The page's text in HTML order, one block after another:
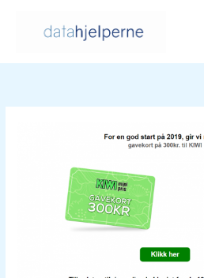
innholdet